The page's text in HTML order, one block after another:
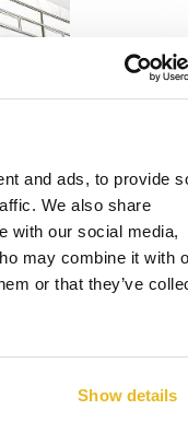
and ads, to provide
We also share
with our social media,
may combine it with
or that they’ve
Show details